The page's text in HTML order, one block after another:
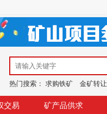
热门搜索： 求购铁矿 金矿转让
交易 矿产品供求